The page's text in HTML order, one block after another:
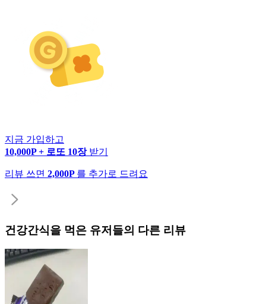
지금 가입하고
10,000P + 로또 10장 받기
리뷰 쓰면 2,000P 를 추가로 드려요
건강간식을 먹은 유저들의 다른 리뷰